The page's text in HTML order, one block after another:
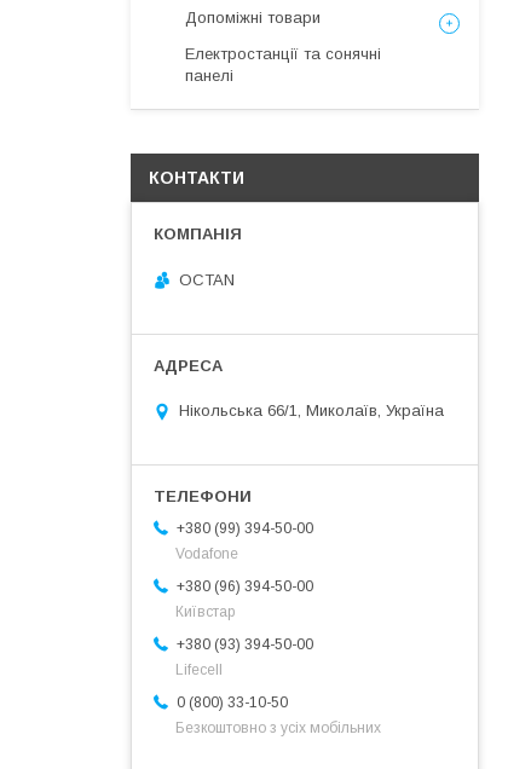
Допоміжні товари
Електростанції та сонячні
панелі
КОНТАКТИ
OCTAN
Нікольська 66/1, Миколаїв, Україна
+380 (99) 394-50-00
Vodafone
+380 (96) 394-50-00
Київстар
+380 (93) 394-50-00
Lifecell
0 (800) 33-10-50
Безкоштовно з усіх мобільних